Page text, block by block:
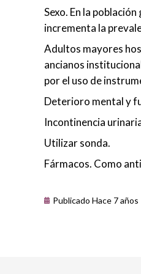
Sexo. En la
incrementa la
Adultos mayores
ancianos
por el uso de
Deterioro mental y
Incontinencia
Utilizar sonda.
Fármacos. Como
Publicado Hace 7 años